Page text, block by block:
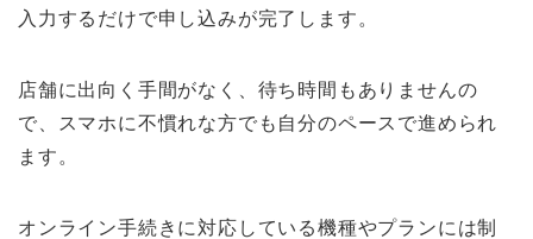
入力するだけで申し込みが完了します。
店舗に出向く手間がなく、待ち時間もありませんの
で、スマホに不慣れな方でも自分のペースで進められ
ます。
オンライン手続きに対応している機種やプランには制